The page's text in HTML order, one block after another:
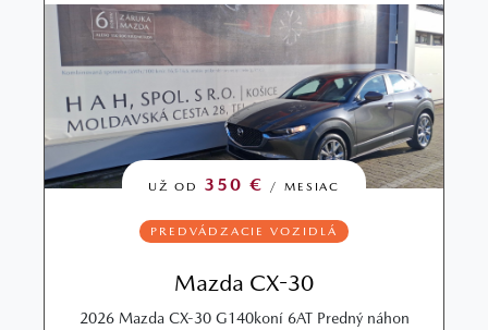
UŽ OD 350 € / MESIAC
PREDVÁDZACIE VOZIDLÁ
Mazda CX-30
2026 Mazda CX-30 G140koní 6AT Predný náhon